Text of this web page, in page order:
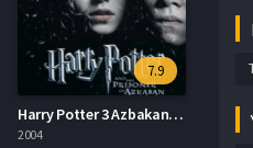
7.9
Harry Potter 3 Azbakan Tutsağı İzle
2004